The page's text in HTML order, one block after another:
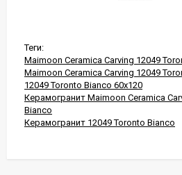
Теги:
Maimoon Ceramica Carving 12049
Maimoon Ceramica Carving 12049
12049 Toronto Bianco 60x120
Керамогранит Maimoon Ceramica
Bianco
Керамогранит 12049 Toronto Bianco